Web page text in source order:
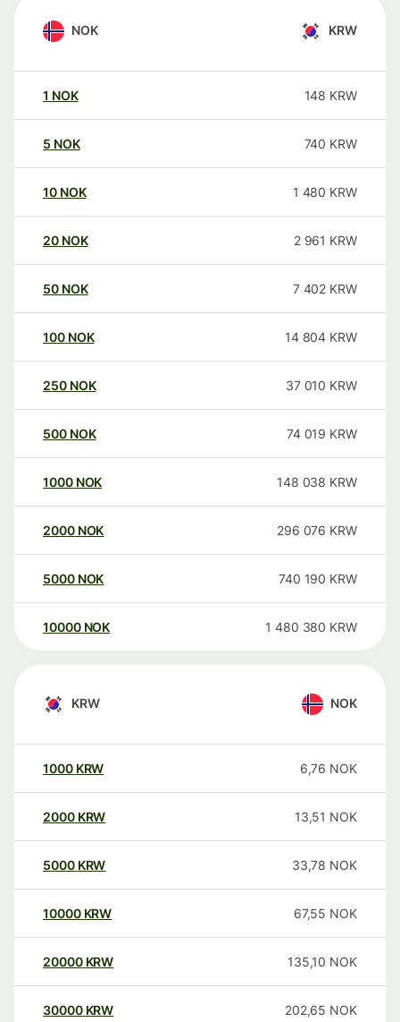
NOK KRW
1 NOK 148 KRW
5 NOK 740 KRW
10 NOK 1 480 KRW
20 NOK 2 961 KRW
50 NOK 7 402 KRW
100 NOK 14 804 KRW
250 NOK 37 010 KRW
500 NOK 74 019 KRW
1000 NOK 148 038 KRW
2000 NOK 296 076 KRW
5000 NOK 740 190 KRW
10000 NOK 1 480 380 KRW
KRW NOK
1000 KRW 6,76 NOK
2000 KRW 13,51 NOK
5000 KRW 33,78 NOK
10000 KRW 67,55 NOK
20000 KRW 135,10 NOK
30000 KRW 202,65 NOK